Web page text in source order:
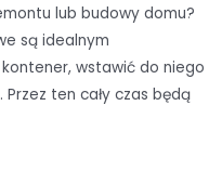
lub budowy domu?
są idealnym
wstawić do niego
ten cały czas będą